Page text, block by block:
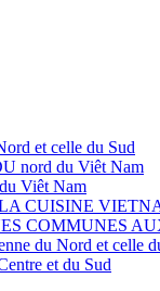
et celle du Sud
nord du Viêt Nam
Viêt Nam
CUISINE
COMMUNES
du Nord et celle
et du Sud